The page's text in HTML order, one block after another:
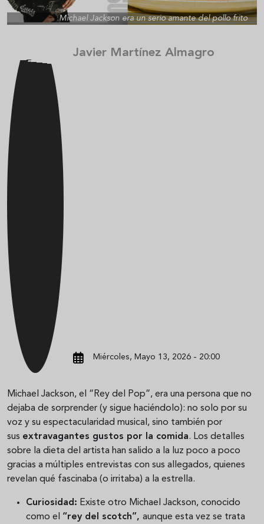
Michael Jackson era un serio amante del pollo frito
Javier Martínez Almagro
Miércoles, Mayo 13, 2026 - 20:00
Michael Jackson, el “Rey del Pop”, era una persona que no
dejaba de sorprender (y sigue haciéndolo): no solo por su
voz y su espectacularidad musical, sino también por
sus extravagantes gustos por la comida. Los detalles
sobre la dieta del artista han salido a la luz poco a poco
gracias a múltiples entrevistas con sus allegados, quienes
revelan qué fascinaba (o irritaba) a la estrella.
Curiosidad: Existe otro Michael Jackson, conocido
como el “rey del scotch”, aunque esta vez se trata